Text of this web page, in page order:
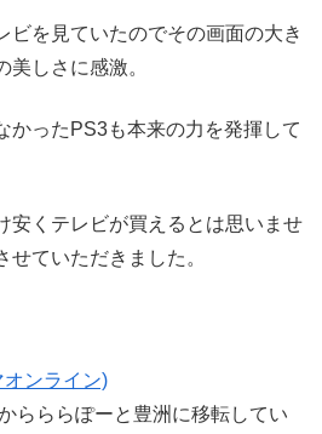
ビを見ていたのでその画面の大き
美しさに感激。
かったPS3も本来の力を発揮して
安くテレビが買えるとは思いませ
せていただきました。
ンライン)
らららぽーと豊洲に移転してい